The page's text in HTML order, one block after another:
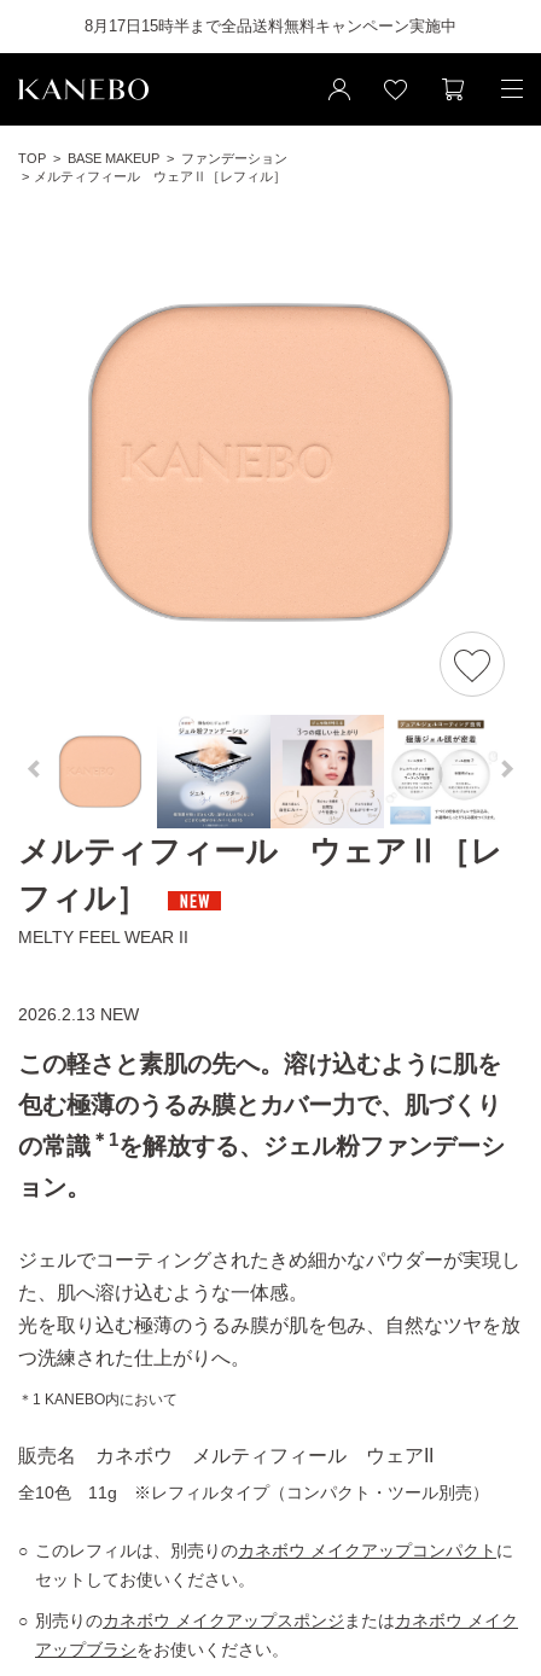
8月17日15時半まで全品送料無料キャンペーン実施中
TOP BASE MAKEUP
ファンデーション
メルティフィール ウェアⅡ［レフィル］
メルティフィール ウェアⅡ［レ
フィル］
MELTY FEEL WEAR II
2026.2.13 NEW
この軽さと素肌の先へ。溶け込むように肌を
包む極薄のうるみ膜とカバー力で、肌づくり
の常識 ＊1を解放する、ジェル粉ファンデーシ
ョン。
ジェルでコーティングされたきめ細かなパウダーが実現し
た、肌へ溶け込むような一体感。
光を取り込む極薄のうるみ膜が肌を包み、自然なツヤを放
つ洗練された仕上がりへ。
＊1 KANEBO内において
販売名 カネボウ メルティフィール ウェアII
全10色 11g ※レフィルタイプ（コンパクト・ツール別売）
このレフィルは、別売りのカネボウ メイクアップコンパクト に
セットしてお使いください。
別売りのカネボウ メイクアップスポンジ またはカネボウ メイク
アップブラシをお使いください。